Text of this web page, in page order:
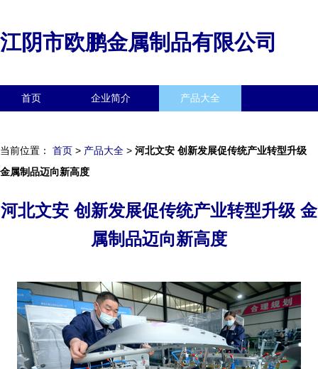
江阴市欧鹏金属制品有限公司
首页 企业简介 产品大全
当前位置： 首页 > 产品大全 > 河北文安 创新发展促传统产业转型升级
金属制品迈向新高度
河北文安 创新发展促传统产业转型升级 金
属制品迈向新高度